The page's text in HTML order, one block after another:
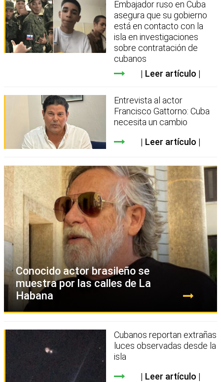
Embajador ruso en Cuba
asegura que su gobierno
está en contacto con la
isla en investigaciones
sobre contratación de
cubanos
Leer artículo
Entrevista al actor
Francisco Gattorno: Cuba
necesita un cambio
Leer artículo
Conocido actor brasileño se
muestra por las calles de La
Habana
Cubanos reportan extrañas
luces observadas desde la
isla
Leer artículo